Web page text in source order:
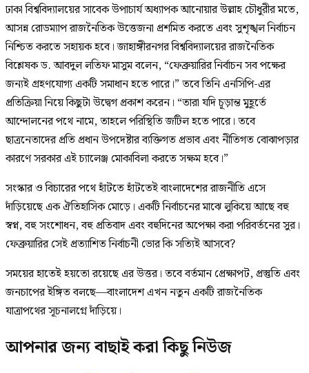
ঢাকা বিশ্ববিদ্যালয়ের সাবেক উপাচার্য অধ্যাপক আনোয়ার উল্লাহ চৌধুরীর মতে,
আসন্ন রোডম্যাপ রাজনৈতিক উত্তেজনা প্রশমিত করতে এবং সুশৃঙ্খল নির্বাচন
নিশ্চিত করতে সহায়ক হবে। জাহাঙ্গীরনগর বিশ্ববিদ্যালয়ের রাজনৈতিক
বিশ্লেষক ড. আবদুল লতিফ মাসুম বলেন, “ফেব্রুয়ারির নির্বাচন সব পক্ষের
জন্যই গ্রহণযোগ্য একটি সমাধান হতে পারে।” তবে তিনি এনসিপি-এর
প্রতিক্রিয়া নিয়ে কিছুটা উদ্বেগ প্রকাশ করেন। “তারা যদি চূড়ান্ত মুহূর্তে
আন্দোলনের পথে নামে, তাহলে পরিস্থিতি জটিল হতে পারে। তবে
ছাত্রনেতাদের প্রতি প্রধান উপদেষ্টার ব্যক্তিগত প্রভাব এবং নীতিগত বোঝাপড়ার
কারণে সরকার এই চ্যালেঞ্জ মোকাবিলা করতে সক্ষম হবে।”
সংস্কার ও বিচারের পথে হাঁটতে হাঁটতেই বাংলাদেশের রাজনীতি এসে
দাঁড়িয়েছে এক ঐতিহাসিক মোড়ে। একটি নির্বাচনের মাঝে লুকিয়ে আছে বহু
স্বপ্ন, বহু সংশোধন, বহু প্রতিবাদ এবং বহুদিনের অপেক্ষা করা পরিবর্তনের সুর।
ফেব্রুয়ারির সেই প্রত্যাশিত নির্বাচনী ভোর কি সত্যিই আসবে?
সময়ের হাতেই হয়তো রয়েছে এর উত্তর। তবে বর্তমান প্রেক্ষাপট, প্রস্তুতি এবং
জনচাপের ইঙ্গিত বলছে—বাংলাদেশ এখন নতুন একটি রাজনৈতিক
যাত্রাপথের সূচনালগ্নে দাঁড়িয়ে।
আপনার জন্য বাছাই করা কিছু নিউজ